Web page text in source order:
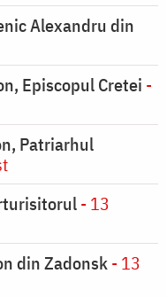
Alexandru din
Episcopul Cretei -
Patriarhul
- 13
din Zadonsk- 13